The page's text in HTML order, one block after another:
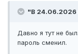
"В 24.06.2026
Давно я тут не
пароль сменил.